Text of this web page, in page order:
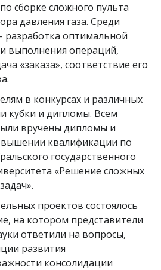
сборке сложного пульта
давления газа. Среди
разработка оптимальной
выполнения операций,
«заказа», соответствие его
в конкурсах и различных
кубки и дипломы. Всем
вручены дипломы и
квалификации по
государственного
«Решение сложных
проектов состоялось
на котором представители
ответили на вопросы,
развития
консолидации